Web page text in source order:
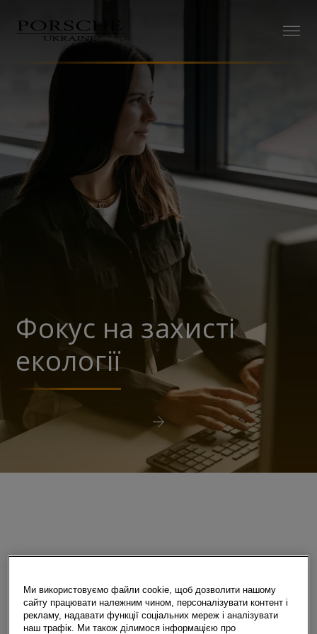
Фокус на захисті
екології
клімату, ми вбачаємо найбільший
потенціал у заходах із захисту клімату
Ми використовуємо файли cookie, щоб дозволити нашому
сайту працювати належним чином, персоналізувати контент і
рекламу, надавати функції соціальних мереж і аналізувати
наш трафік. Ми також ділимося інформацією про